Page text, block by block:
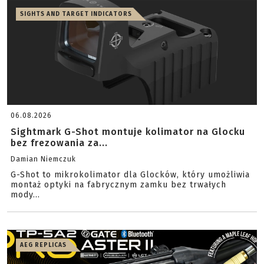
SIGHTS AND TARGET INDICATORS
06.08.2026
Sightmark G-Shot montuje kolimator na Glocku
bez frezowania za...
Damian Niemczuk
G-Shot to mikrokolimator dla Glocków, który umożliwia
montaż optyki na fabrycznym zamku bez trwałych
mody...
AEG REPLICAS